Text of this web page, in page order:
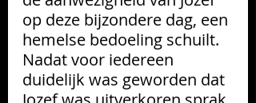
op deze bijzondere dag, een
hemelse bedoeling schuilt.
Nadat voor iedereen
duidelijk was geworden dat